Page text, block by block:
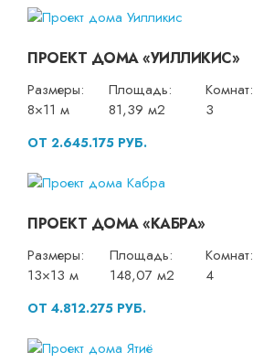
ПРОЕКТ ДОМА «УИЛЛИКИС»
Размеры:
8×11 м
Площадь:
81,39 м2
Комнат:
3
ОТ 2.645.175 РУБ.
ПРОЕКТ ДОМА «КАБРА»
Размеры:
13×13 м
Площадь:
148,07 м2
Комнат:
4
ОТ 4.812.275 РУБ.